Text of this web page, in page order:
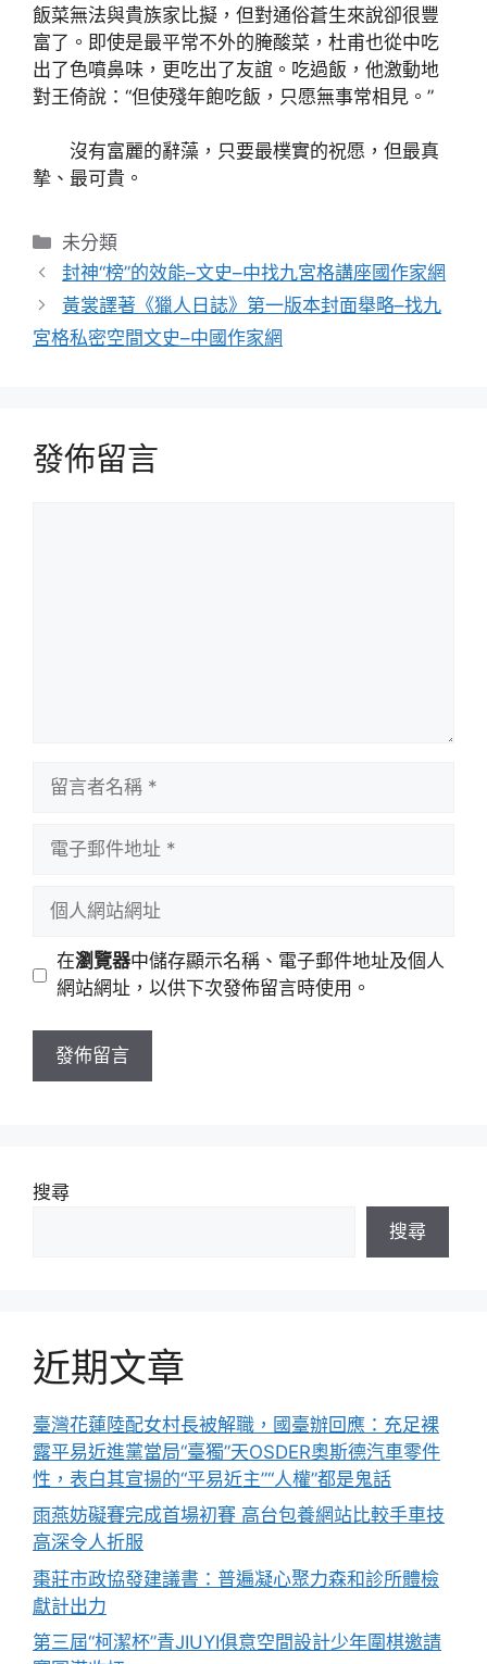
飯菜無法與貴族家比擬，但對通俗蒼生來說卻很豐
富了。即使是最平常不外的腌酸菜，杜甫也從中吃
出了色噴鼻味，更吃出了友誼。吃過飯，他激動地
對王倚說：“但使殘年飽吃飯，只愿無事常相見。”
沒有富麗的辭藻，只要最樸實的祝愿，但最真
摯、最可貴。
分
類
未分類
封神“榜”的效能–文史–中找九宮格講座國作家網
黃裳譯著《獵人日誌》第一版本封面舉略–找九
宮格私密空間文史–中國作家網
發佈留言
址
站
址
在瀏覽器中儲存顯示名稱、電子郵件地址及個人
網站網址，以供下次發佈留言時使用。
搜尋
搜尋
近期文章
臺灣花蓮陸配女村長被解職，國臺辦回應：充足裸
露平易近進黨當局“臺獨”天OSDER奧斯德汽車零件
性，表白其宣揚的“平易近主”“人權”都是鬼話
雨燕妨礙賽完成首場初賽 高台包養網站比較手車技
高深令人折服
棗莊市政協發建議書：普遍凝心聚力森和診所體檢
獻計出力
第三屆“柯潔杯”青JIUYI俱意空間設計少年圍棋邀請